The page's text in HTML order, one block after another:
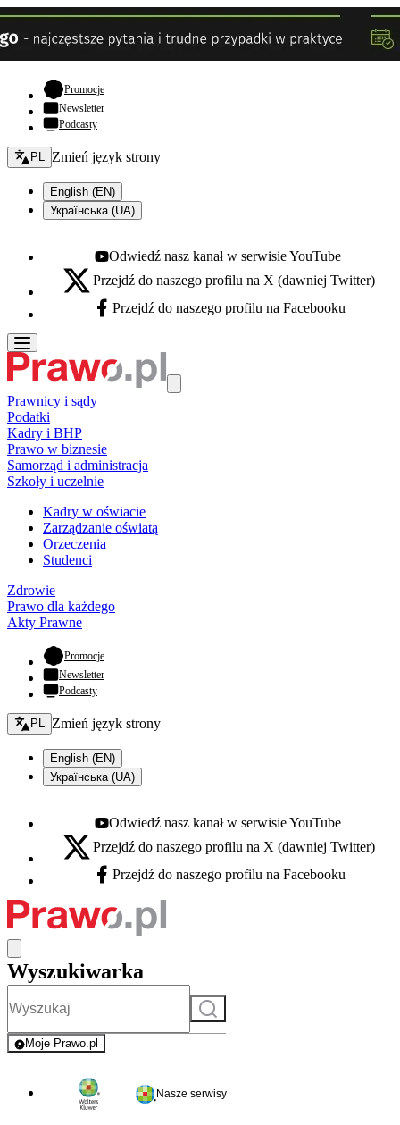
Promocje- otwiera się w nowej karcie
Newsletter
Podcasty
Zmień język - bieżący:
PL Zmień język strony
English (EN)
Українська (UA)
Youtube - otwiera się w nowej karcie
Odwiedź nasz kanał w serwisie YouTube
X - otwiera się w nowej karcie
Przejdź do naszego profilu na X (dawniej Twitter)
Facebook - otwiera się w nowej karcie
Przejdź do naszego profilu na Facebooku
Prawnicy i sądy
Podatki
Kadry i BHP
Prawo w biznesie
Samorząd i administracja
Szkoły i uczelnie
Kadry w oświacie
Zarządzanie oświatą
Orzeczenia
Studenci
Zdrowie
Prawo dla każdego
Akty Prawne
Promocje- otwiera się w nowej karcie
Newsletter
Podcasty
Zmień język - bieżący:
PL Zmień język strony
English (EN)
Українська (UA)
Youtube - otwiera się w nowej karcie
Odwiedź nasz kanał w serwisie YouTube
X - otwiera się w nowej karcie
Przejdź do naszego profilu na X (dawniej Twitter)
Facebook - otwiera się w nowej karcie
Przejdź do naszego profilu na Facebooku
Wyszukiwarka
Szukaj
Moje Prawo.pl
- rejestracja i logowanie do serwisu
Nasze serwisy